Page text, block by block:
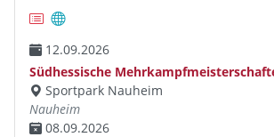
12.09.2026
Südhessische
Sportpark Nauheim
Nauheim
08.09.2026